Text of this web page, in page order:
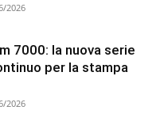
2026
7000: la nuova serie
per la stampa
2026